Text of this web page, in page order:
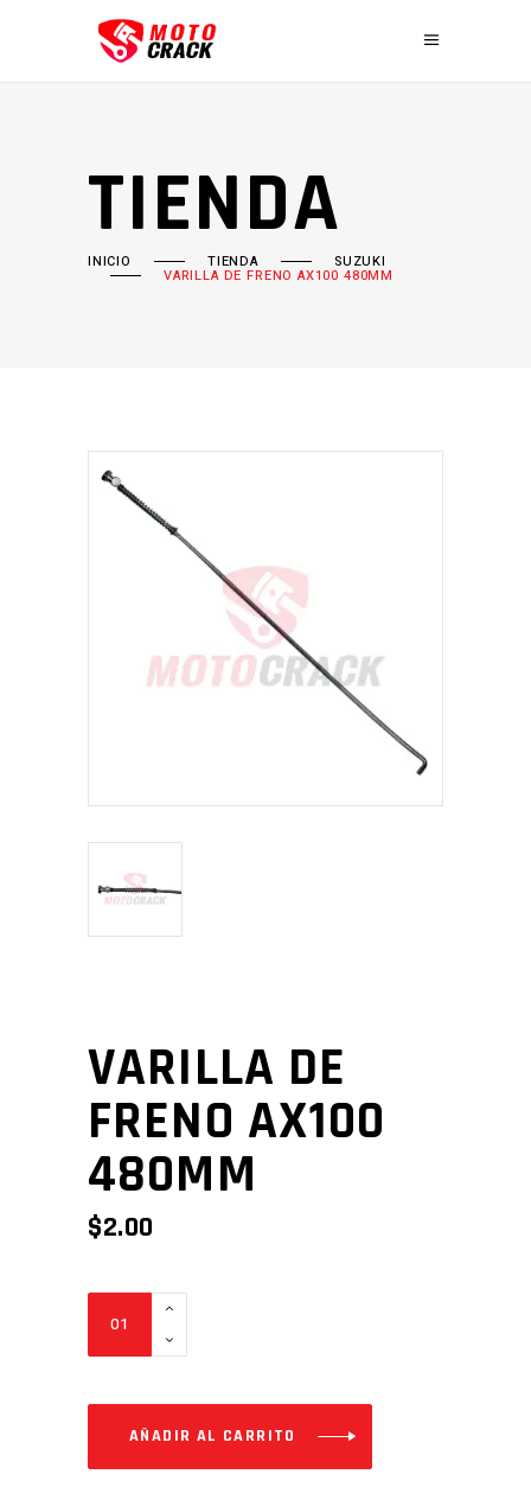
TIENDA
INICIO TIENDA SUZUKI
VARILLA DE FRENO AX100 480MM
VARILLA DE
FRENO AX100
480MM
$2.00
AX100
480MM
Cantidad
AÑADIR AL CARRITO